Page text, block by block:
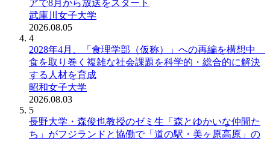
アで8月から放送をスタート
武庫川女子大学
2026.08.05
4
2028年4月、「食理学部（仮称）」への再編を構想中
食を取り巻く複雑な社会課題を科学的・総合的に解決
する人材を育成
昭和女子大学
2026.08.03
5
長野大学・森俊也教授のゼミ生「森とゆかいな仲間た
ち」がフジランドと協働で「道の駅・美ヶ原高原」の